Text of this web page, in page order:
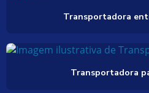
Transportadora
Transportadora